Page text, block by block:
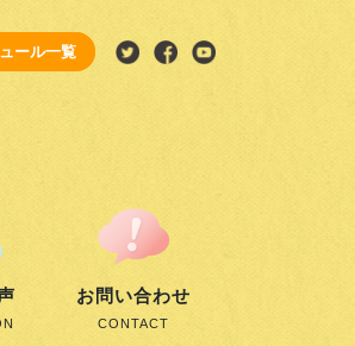
ール一覧
お問い合わせ
CONTACT